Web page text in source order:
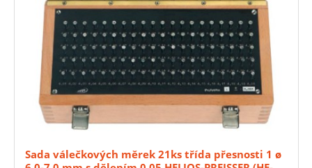
Sada válečkových měrek 21ks třída přesnosti 1 ø